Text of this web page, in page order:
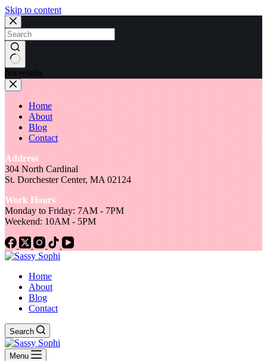
Skip to content
No results
Home
About
Blog
Contact
Address
304 North Cardinal
St. Dorchester Center, MA 02124
Work Hours
Monday to Friday: 7AM - 7PM
Weekend: 10AM - 5PM
Home
About
Blog
Contact
Search
Menu